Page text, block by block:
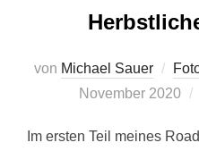
von Michael Sauer
November 2020
Im ersten Teil meines